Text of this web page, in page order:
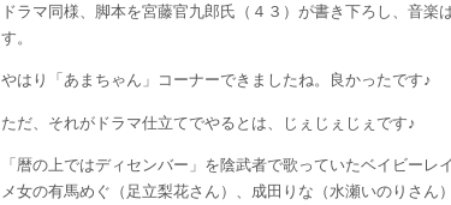
ドラマ同様、脚本を宮藤官九郎氏（４３）が書き下ろし、音楽
す。
やはり「あまちゃん」コーナーできましたね。良かったです♪
ただ、それがドラマ仕立てでやるとは、じぇじぇじぇです♪
「暦の上ではディセンバー」を陰武者で歌っていたベイビーレ
メ女の有馬めぐ（足立梨花さん）、成田りな（水瀬いのりさん